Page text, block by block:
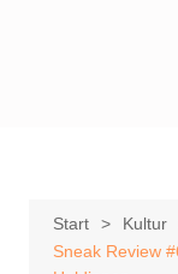
Start Kultur
Sneak Review